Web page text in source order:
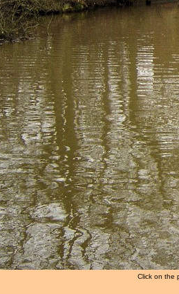
Click on the